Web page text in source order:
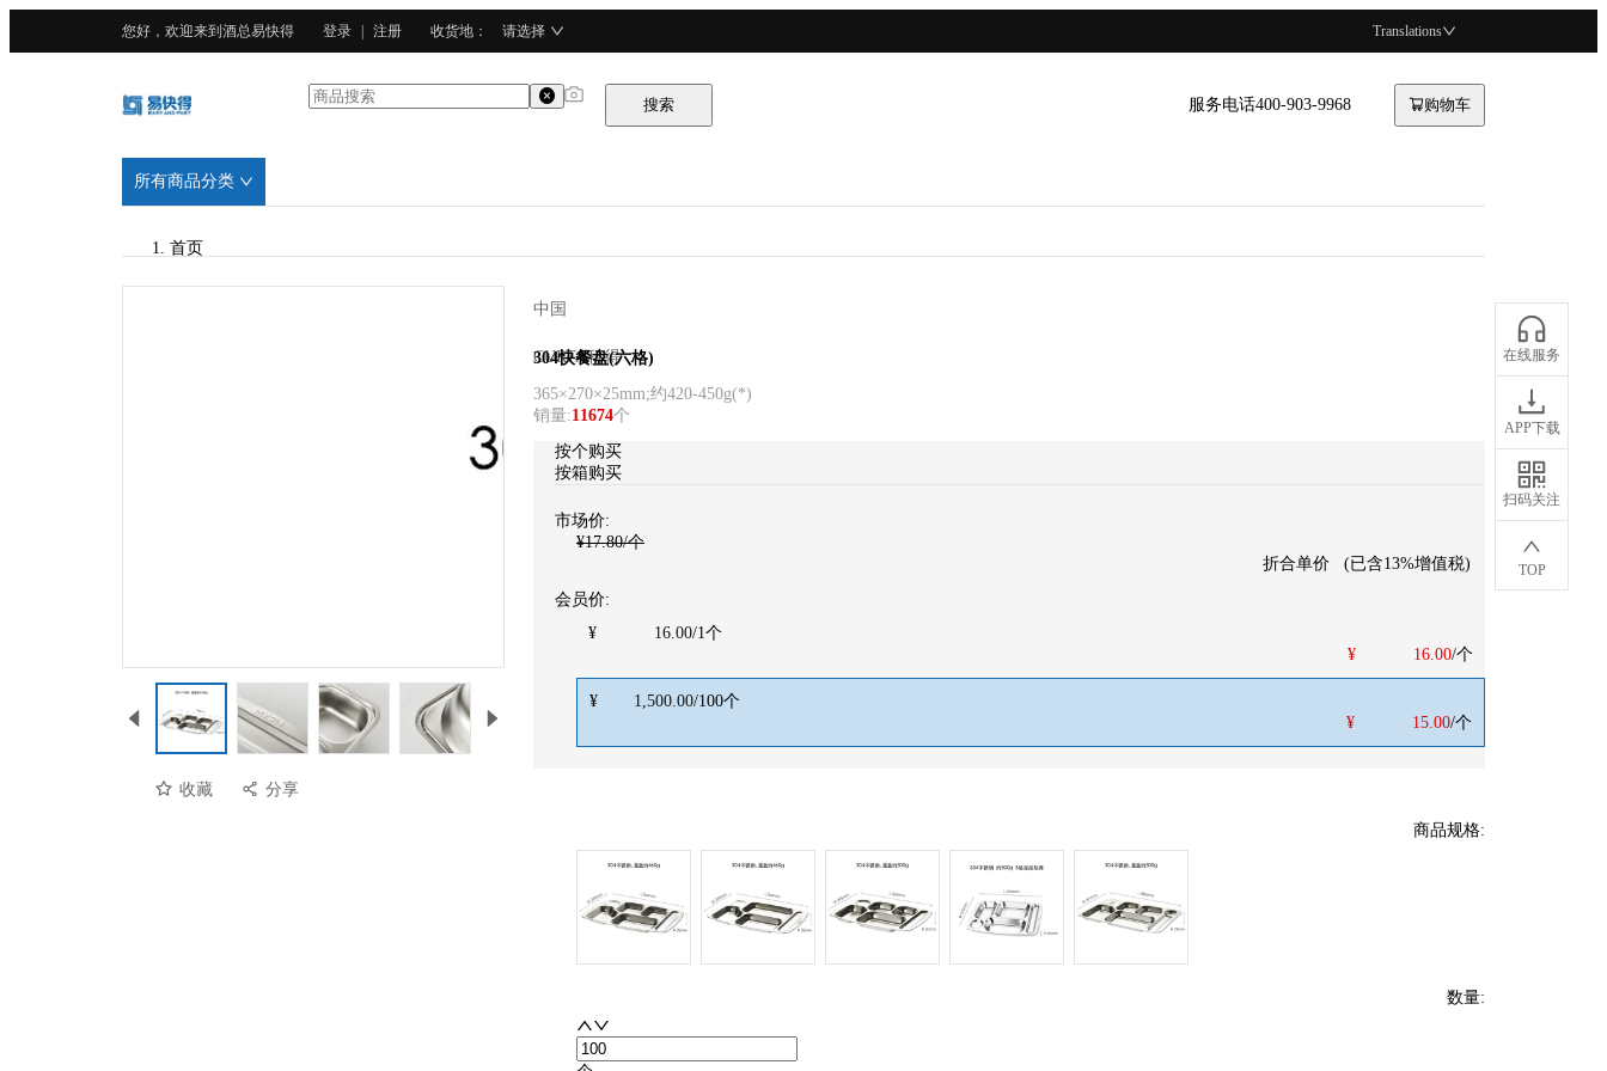
您好，欢迎来到酒总易快得 登录 注册 收货地 ： 请选择 Translations
搜索 服务电话400-903-9968 购物车
所有商品分类
在线服务
APP下载
扫码关注
TOP
首页
收藏 分享
中国
CURTA科得
304快餐盘(六格)
365×270×25mm;约420-450g(*)
销量:11674个
按个购买
按箱购买
市场价:
¥17.80/个
折合单价
(已含13%增值税)
会员价:
¥
16.00/1个
¥
16.00/个
¥ 1,500.00/100个
¥
15.00/个
商品规格:
数量: